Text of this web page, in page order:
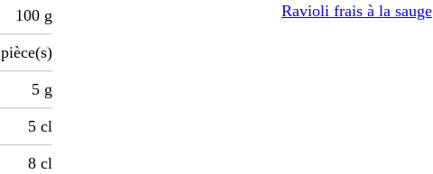
100 g
pièce(s)
5 g
5 cl
8 cl
Ravioli frais à la sauge